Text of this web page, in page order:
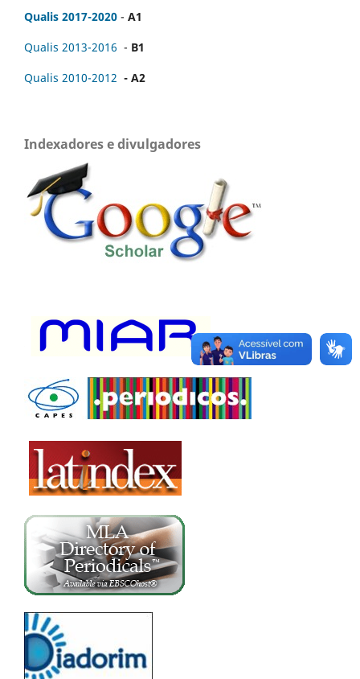
Qualis 2017-2020 - A1
Qualis 2013-2016 - B1
Qualis 2010-2012 - A2
Indexadores e divulgadores